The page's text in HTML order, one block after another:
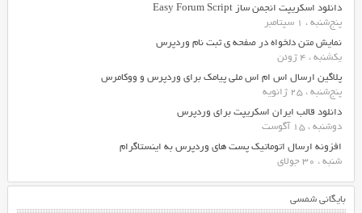
دانلود اسکریپت انجمن ساز Easy Forum Script
پنج‌شنبه ، 1 سپتامبر
نمایش متن دلخواه در صفحه ی ثبت نام وردپرس
یکشنبه ، 4 ژوئن
پلاگین ارسال اس ام اس ملی پیامک برای وردپرس و ووکامرس
پنج‌شنبه ، 25 ژانویه
دانلود قالب ایران اسکریپت برای وردپرس
دوشنبه ، 15 آگوست
افزونه ارسال اتوماتیک پست های وردپرس به اینستاگرام
شنبه ، 30 جولای
بایگانی شمسی